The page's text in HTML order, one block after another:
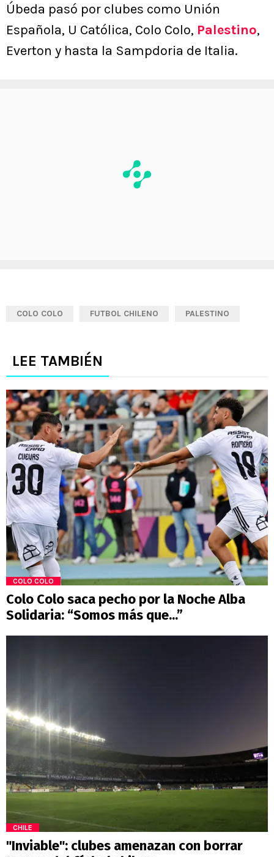
Úbeda pasó por clubes como Unión
Española, U Católica, Colo Colo, Palestino,
Everton y hasta la Sampdoria de Italia.
COLO COLO FUTBOL CHILENO PALESTINO
LEE TAMBIÉN
COLO COLO
Colo Colo saca pecho por la Noche Alba
Solidaria: “Somos más que...”
CHILE
"Inviable": clubes amenazan con borrar